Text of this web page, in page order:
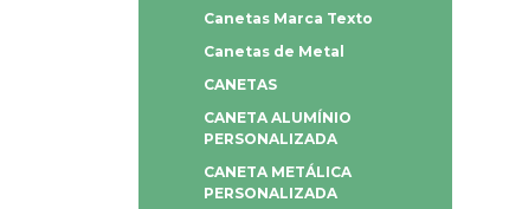
Canetas Marca Texto
Canetas de Metal
CANETAS
CANETA ALUMÍNIO
PERSONALIZADA
CANETA METÁLICA
PERSONALIZADA